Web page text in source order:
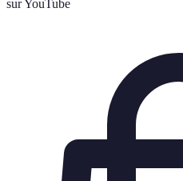
sur YouTube